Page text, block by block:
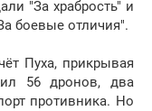
"За храбрость" и
боевые отличия".
Пуха, прикрывая
56 дронов, два
противника. Но